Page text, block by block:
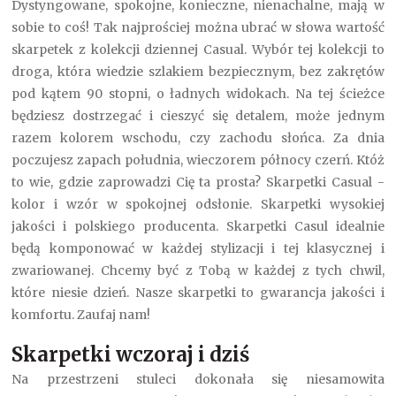
Dystyngowane, spokojne, konieczne, nienachalne, mają w
sobie to coś! Tak najprościej można ubrać w słowa wartość
skarpetek z kolekcji dziennej Casual. Wybór tej kolekcji to
droga, która wiedzie szlakiem bezpiecznym, bez zakrętów
pod kątem 90 stopni, o ładnych widokach. Na tej ścieżce
będziesz dostrzegać i cieszyć się detalem, może jednym
razem kolorem wschodu, czy zachodu słońca. Za dnia
poczujesz zapach południa, wieczorem północy czerń. Któż
to wie, gdzie zaprowadzi Cię ta prosta? Skarpetki Casual -
kolor i wzór w spokojnej odsłonie. Skarpetki wysokiej
jakości i polskiego producenta. Skarpetki Casul idealnie
będą komponować w każdej stylizacji i tej klasycznej i
zwariowanej. Chcemy być z Tobą w każdej z tych chwil,
które niesie dzień. Nasze skarpetki to gwarancja jakości i
komfortu. Zaufaj nam!
Skarpetki wczoraj i dziś
Na przestrzeni stuleci dokonała się niesamowita